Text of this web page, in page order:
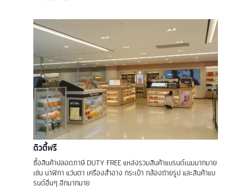
ดิวตี้ฟรี
ซื้อสินค้าปลอดภาษี DUTY FREE แหล่งรวมสินค้าแบรนด์เนมมากมาย
เช่น นาฬิกา แว่นตา เครื่องสำอาง กระเป๋า กล้องถ่ายรูป และสินค้าแบ
รนด์อื่นๆ อีกมากมาย